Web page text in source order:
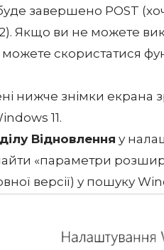
завершено POST
Якщо ви не можете
можете скористатися
нижче знімки екрана
11.
Відновлення у
«параметри
версії) у пошуку